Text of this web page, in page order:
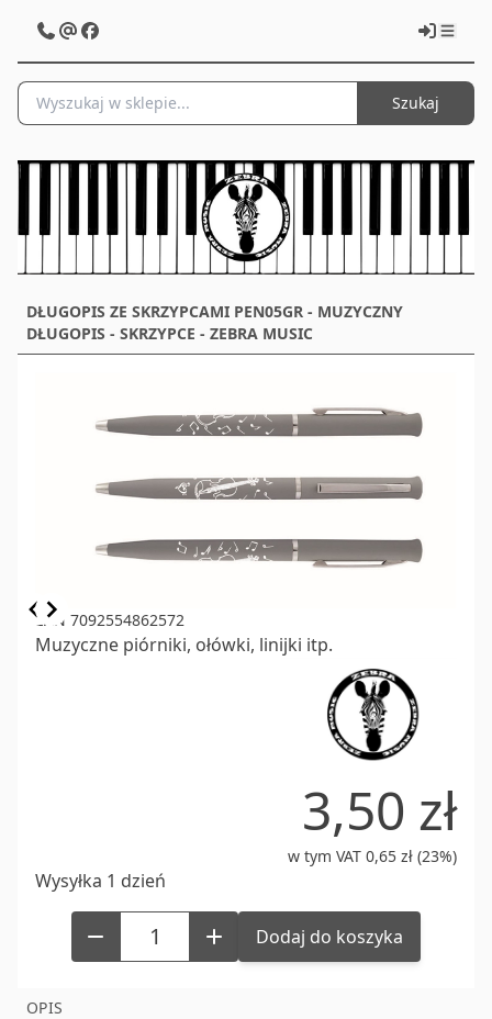
Szukaj
DŁUGOPIS ZE SKRZYPCAMI PEN05GR - MUZYCZNY
DŁUGOPIS - SKRZYPCE - ZEBRA MUSIC
Item
1
EAN 7092554862572
Muzyczne piórniki, ołówki, linijki itp.
3,50 zł
w tym VAT 0,65 zł (23%)
Wysyłka 1 dzień
Dodaj do koszyka
OPIS